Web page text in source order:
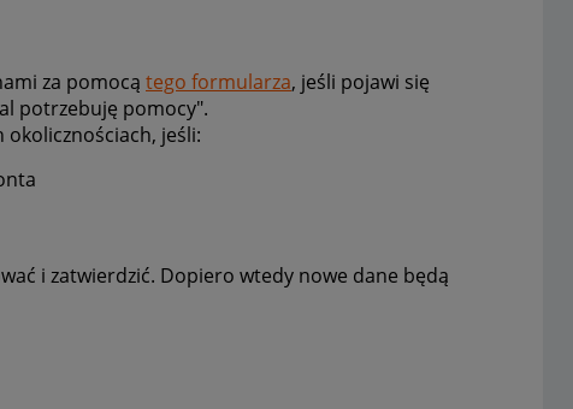
za pomocą tego formularza, jeśli pojawi się
potrzebuję pomocy".
jeśli:
i zatwierdzić. Dopiero wtedy nowe dane będą